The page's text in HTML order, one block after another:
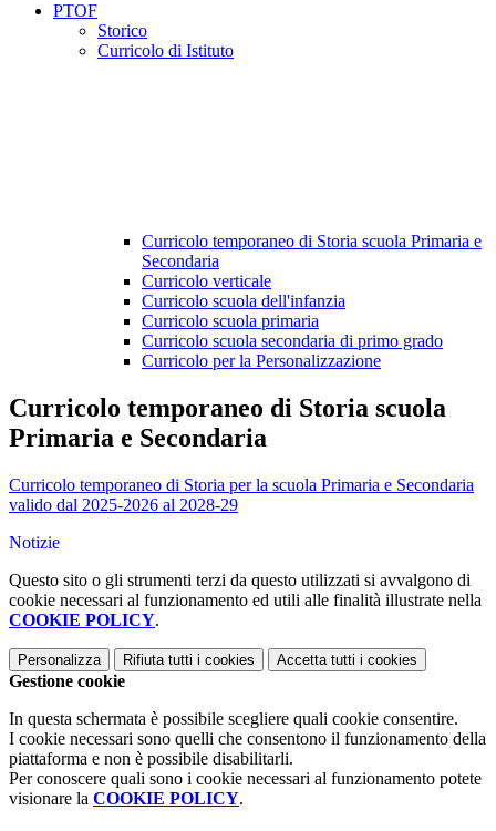
PTOF
Storico
Curricolo di Istituto
Curricolo temporaneo di Storia scuola Primaria e
Secondaria
Curricolo verticale
Curricolo scuola dell'infanzia
Curricolo scuola primaria
Curricolo scuola secondaria di primo grado
Curricolo per la Personalizzazione
Curricolo temporaneo di Storia scuola
Primaria e Secondaria
Curricolo temporaneo di Storia per la scuola Primaria e Secondaria
valido dal 2025-2026 al 2028-29
Notizie
Questo sito o gli strumenti terzi da questo utilizzati si avvalgono di
cookie necessari al funzionamento ed utili alle finalità illustrate nella
COOKIE POLICY.
Personalizza Rifiuta tutti i cookies Accetta tutti i cookies
Gestione cookie
In questa schermata è possibile scegliere quali cookie consentire.
I cookie necessari sono quelli che consentono il funzionamento della
piattaforma e non è possibile disabilitarli.
Per conoscere quali sono i cookie necessari al funzionamento potete
visionare la COOKIE POLICY.